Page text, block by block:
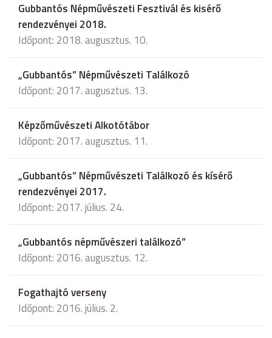
Gubbantós Népművészeti Fesztivál és kisérő
rendezvényei 2018.
Időpont: 2018. augusztus. 10.
„Gubbantós” Népművészeti Találkozó
Időpont: 2017. augusztus. 13.
Képzőművészeti Alkotótábor
Időpont: 2017. augusztus. 11.
„Gubbantós” Népművészeti Találkozó és kísérő
rendezvényei 2017.
Időpont: 2017. július. 24.
„Gubbantós népművészeri találkozó”
Időpont: 2016. augusztus. 12.
Fogathajtó verseny
Időpont: 2016. július. 2.